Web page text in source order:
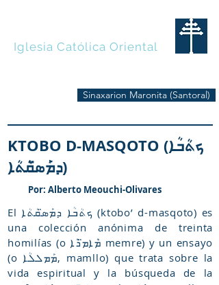
Iglesia Católica Oriental
Sinaxarion Maronita (Santoral)
KTOBO D-MASQOTO (ܟܬܳܒܳܐ
ܕܡܰܣ̈ܩܳܬܳܐ)
Por: Alberto Meouchi-Olivares
El ܟܬܳܒܳܐ ܕܡܰܣ̈ܩܳܬܳܐ (ktobo’ d-masqoto) es
una colección anónima de treinta
homilías (o ܡܶܐܡ̈ܖܶܐ memre) y un ensayo
(o ܡܰܡܠܠܳܐ, mamllo) que trata sobre la
vida espiritual y la búsqueda de la